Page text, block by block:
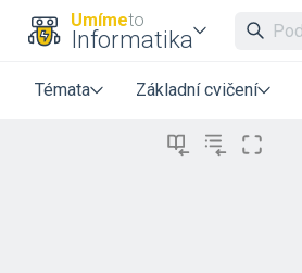
Umímeto
Informatika
Témata Základní cvičení